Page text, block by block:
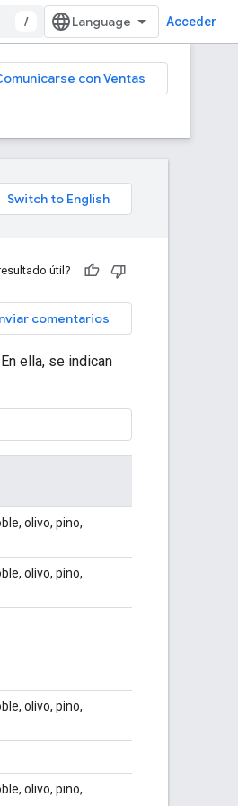
/ Acceder
con Ventas
útil?
comentarios
ella, se indican
olivo, pino,
olivo, pino,
olivo, pino,
olivo, pino,